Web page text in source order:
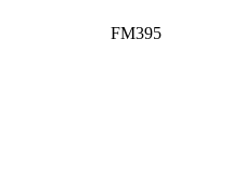
FM395